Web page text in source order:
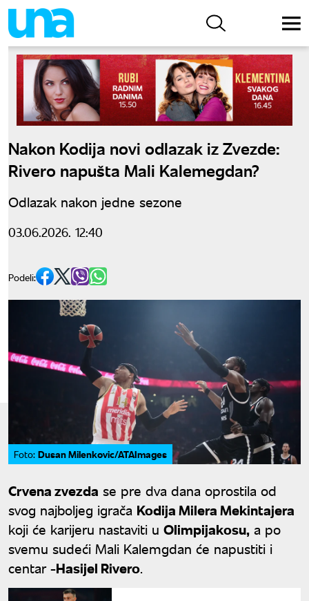
Nakon Kodija novi odlazak iz Zvezde:
Rivero napušta Mali Kalemegdan?
Odlazak nakon jedne sezone
03.06.2026. 12:40
Podeli:
Foto: Dusan Milenkovic/ATAImages
Crvena zvezda se pre dva dana oprostila od
svog najboljeg igrača Kodija Milera Mekintajera
koji će karijeru nastaviti u Olimpijakosu, a po
svemu sudeći Mali Kalemgdan će napustiti i
centar-Hasijel Rivero.